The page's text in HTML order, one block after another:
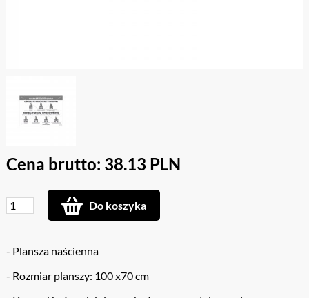
Cena brutto: 38.13 PLN
Do koszyka
- Plansza naścienna
- Rozmiar planszy: 100 x70 cm